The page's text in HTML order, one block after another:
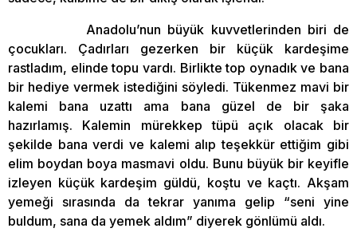
Anadolu’nun büyük kuvvetlerinden biri de
çocukları. Çadırları gezerken bir küçük kardeşime
rastladım, elinde topu vardı. Birlikte top oynadık ve bana
bir hediye vermek istediğini söyledi. Tükenmez mavi bir
kalemi bana uzattı ama bana güzel de bir şaka
hazırlamış. Kalemin mürekkep tüpü açık olacak bir
şekilde bana verdi ve kalemi alıp teşekkür ettiğim gibi
elim boydan boya masmavi oldu. Bunu büyük bir keyifle
izleyen küçük kardeşim güldü, koştu ve kaçtı. Akşam
yemeği sırasında da tekrar yanıma gelip “seni yine
buldum, sana da yemek aldım” diyerek gönlümü aldı.